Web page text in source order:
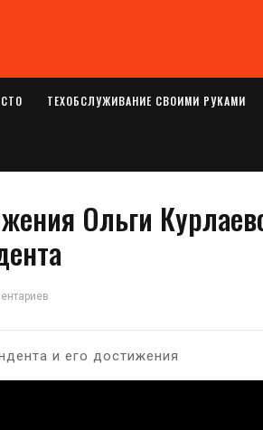
ТЕХОБСЛУЖИВАНИЕ СВОИМИ РУКАМИ
Ольги